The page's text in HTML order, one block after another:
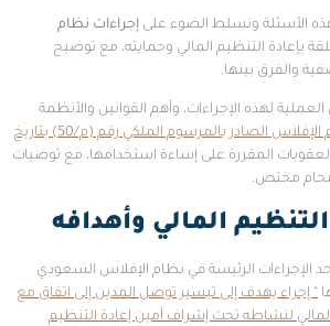
الأسئلة ونسلط الضوء على إجراءات نظام
بإعادة التنظيم المالي وحمايته، مع توضيح
والفرق بينها.
لهذه الإجراءات، وأهم القوانين والأنظمة
(بما في ذلك نظام الإفلاس الصادر بالمرسوم الملكي رقم (م/50) بتاريخ
المقررة على إساءة استخدامها، مع توصيات
مختص.
المالي وأهدافه
الإجراءات الرئيسة في نظام الإفلاس السعودي
“ إجراء يهدف إلى تيسير توصل المدين إلى اتفاق مع
المالي لنشاطه تحت إشراف أمين إعادة التنظيم